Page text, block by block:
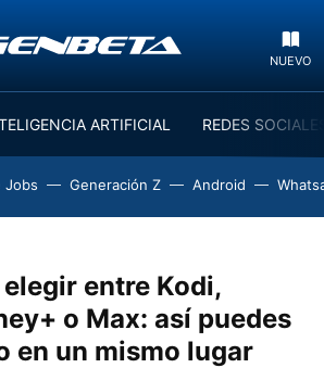
NUEVO
ARTIFICIAL REDES
Jobs Generación Z Android
entre Kodi,
o Max: así puedes
en un mismo lugar